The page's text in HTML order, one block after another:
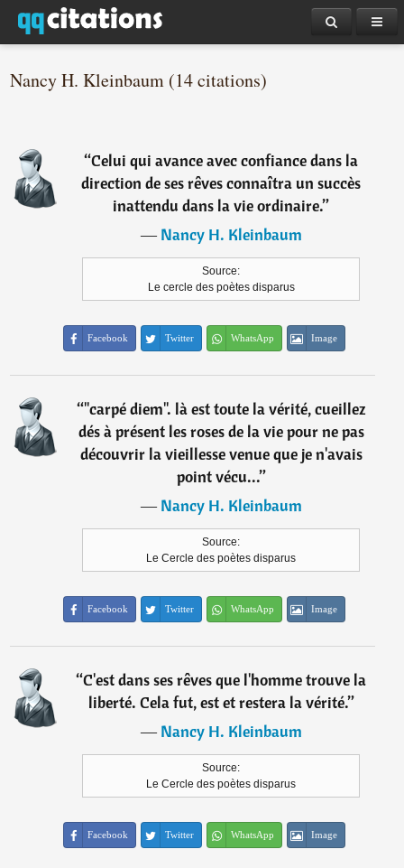
Nancy H. Kleinbaum (14 citations)
“Celui qui avance avec confiance dans la
direction de ses rêves connaîtra un succès
inattendu dans la vie ordinaire.”
―Nancy H. Kleinbaum
Source:
Le cercle des poètes disparus
Facebook Twitter WhatsApp Image
“"carpé diem". là est toute la vérité, cueillez
dés à présent les roses de la vie pour ne pas
découvrir la vieillesse venue que je n'avais
point vécu...”
―Nancy H. Kleinbaum
Source:
Le Cercle des poètes disparus
Facebook Twitter WhatsApp Image
“C'est dans ses rêves que l'homme trouve la
liberté. Cela fut, est et restera la vérité.”
―Nancy H. Kleinbaum
Source:
Le Cercle des poètes disparus
Facebook Twitter WhatsApp Image